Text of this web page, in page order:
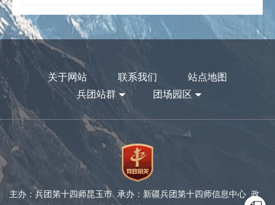
关于网站 联系我们
站点地图
兵团站群
团场园区
主办：兵团第十四师昆玉市 承办：新疆兵团第十四师信息中心 政